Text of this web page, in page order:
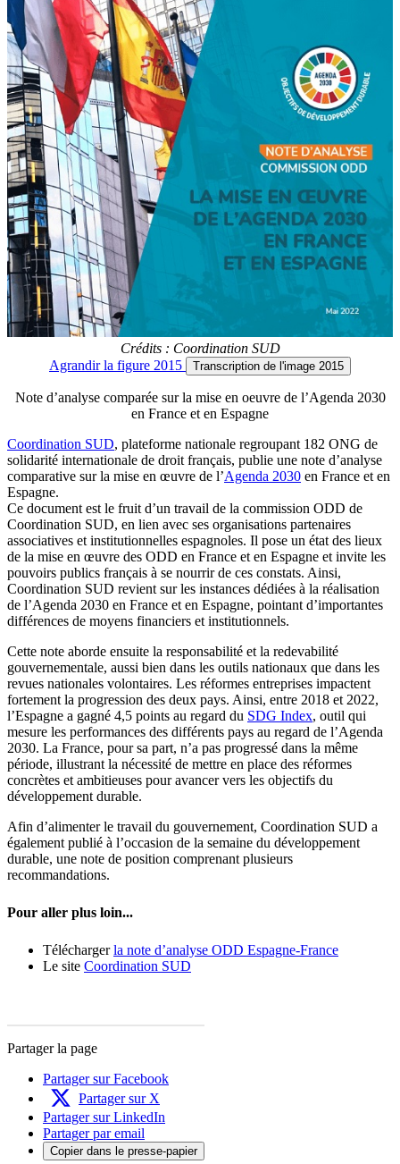
Crédits : Coordination SUD
Agrandirla figure 2015 Transcription de l'image 2015
Note d’analyse comparée sur la mise en oeuvre de l’Agenda 2030
en France et en Espagne
Coordination SUD, plateforme nationale regroupant 182 ONG de
solidarité internationale de droit français, publie une note d’analyse
comparative sur la mise en œuvre de l’Agenda 2030 en France et en
Espagne.
Ce document est le fruit d’un travail de la commission ODD de
Coordination SUD, en lien avec ses organisations partenaires
associatives et institutionnelles espagnoles. Il pose un état des lieux
de la mise en œuvre des ODD en France et en Espagne et invite les
pouvoirs publics français à se nourrir de ces constats. Ainsi,
Coordination SUD revient sur les instances dédiées à la réalisation
de l’Agenda 2030 en France et en Espagne, pointant d’importantes
différences de moyens financiers et institutionnels.
Cette note aborde ensuite la responsabilité et la redevabilité
gouvernementale, aussi bien dans les outils nationaux que dans les
revues nationales volontaires. Les réformes entreprises impactent
fortement la progression des deux pays. Ainsi, entre 2018 et 2022,
l’Espagne a gagné 4,5 points au regard du SDG Index, outil qui
mesure les performances des différents pays au regard de l’Agenda
2030. La France, pour sa part, n’a pas progressé dans la même
période, illustrant la nécessité de mettre en place des réformes
concrètes et ambitieuses pour avancer vers les objectifs du
développement durable.
Afin d’alimenter le travail du gouvernement, Coordination SUD a
également publié à l’occasion de la semaine du développement
durable, une note de position comprenant plusieurs
recommandations.
Pour aller plus loin...
Téléchargerla note d’analyse ODD Espagne-France
Le site Coordination SUD
Partager la page
Partager sur Facebook
Partager sur X
Partager sur LinkedIn
Partager par email
Copier dans le presse-papier